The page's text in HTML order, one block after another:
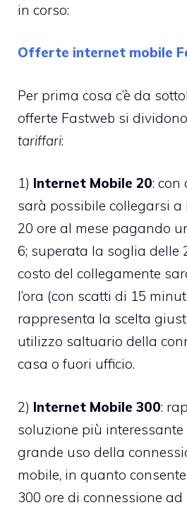
in corso:
Offerte internet mobile
Per prima cosa c’è da
offerte Fastweb si
tariffari:
1) Internet Mobile 20: con
sarà possibile collegarsi a
20 ore al mese pagando
6; superata la soglia delle
costo del collegamente
l’ora (con scatti di 15
rappresenta la scelta
utilizzo saltuario della
casa o fuori ufficio.
2) Internet Mobile 300:
soluzione più
grande uso della
mobile, in quanto
300 ore di connessione